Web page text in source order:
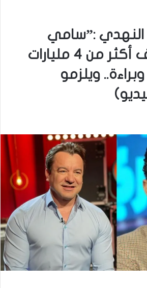
:”سامي
الفهري صرف أكثر من 4 مليارات
ويلزمو